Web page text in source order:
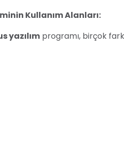
Kullanım Alanları:
yazılım programı, birçok